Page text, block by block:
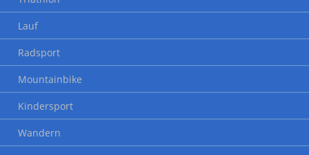
Lauf
Radsport
Mountainbike
Kindersport
Wandern